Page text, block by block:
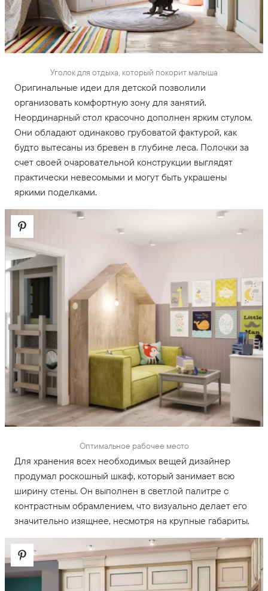
Уголок для отдыха, который покорит малыша
Оригинальные идеи для детской позволили
организовать комфортную зону для занятий.
Неординарный стол красочно дополнен ярким стулом.
Они обладают одинаково грубоватой фактурой, как
будто вытесаны из бревен в глубине леса. Полочки за
счет своей очаровательной конструкции выглядят
практически невесомыми и могут быть украшены
яркими поделками.
Оптимальное рабочее место
Для хранения всех необходимых вещей дизайнер
продумал роскошный шкаф, который занимает всю
ширину стены. Он выполнен в светлой палитре с
контрастным обрамлением, что визуально делает его
значительно изящнее, несмотря на крупные габариты.